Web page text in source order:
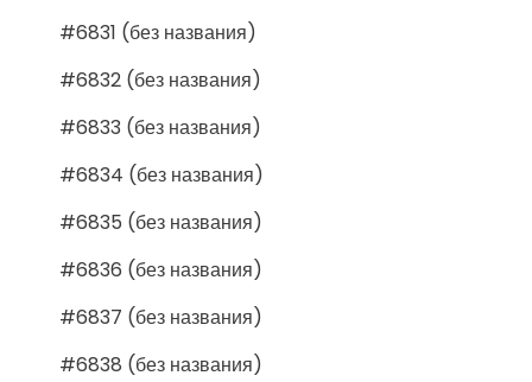
#6831 (без названия)
#6832 (без названия)
#6833 (без названия)
#6834 (без названия)
#6835 (без названия)
#6836 (без названия)
#6837 (без названия)
#6838 (без названия)